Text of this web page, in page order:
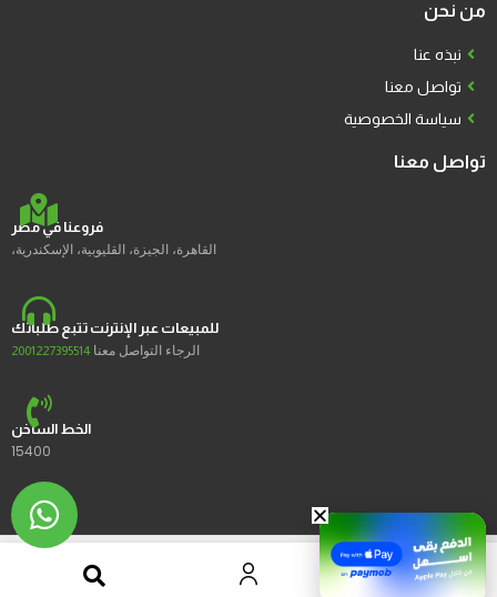
من نحن
نبذه عنا
تواصل معنا
سياسة الخصوصية
تواصل معنا
فروعنا في مصر
القاهرة، الجيزة، القليوبية، الإسكندرية،
للمبيعات عبر الإنترنت تتبع طلباتك
الرجاء التواصل معنا 2001227395514
الخط الساخن
15400
2023 © Ustores جميع الحقوق محفوظة